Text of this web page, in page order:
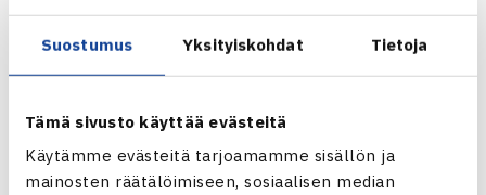
Suostumus Yksityiskohdat Tietoja
Tämä sivusto käyttää evästeitä
Käytämme evästeitä tarjoamamme sisällön ja
mainosten räätälöimiseen, sosiaalisen median
maailmanlohkon ykkös- ja kakkossijoitetut, jotka ovat aina
edellisen vuoden Davis Cupin loppuottelijat.(RN)